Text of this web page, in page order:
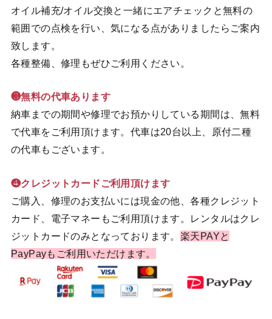
オイル補充/オイル交換と一緒にエアチェックと無料の
範囲での点検を行い、気になる点がありましたらご案内
致します。
各種整備、修理もぜひご利用ください。
❸無料の代車あります
納車までの期間や修理でお預かりしている期間は、無料
で代車をご利用頂けます。代車は20台以上、原付二種
の代車もございます。
❹クレジットカードご利用頂けます
ご購入、修理のお支払いには現金の他、各種クレジット
カード、電子マネーもご利用頂けます。レンタルはクレ
ジットカードのみとなっております。 楽天PAYと
PayPayもご利用いただけます。